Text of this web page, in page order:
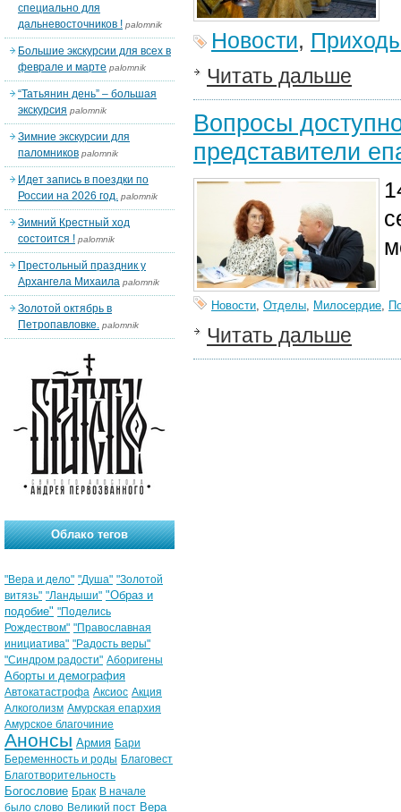
Новости,
Читать дальше
Вопросы
представители
Новости, Отделы, Милосердие,
Читать дальше
специально для
дальневосточников ! palomnik
Большие экскурсии для всех в
феврале и марте palomnik
“Татьянин день” – большая
экскурсия palomnik
Зимние экскурсии для
паломников palomnik
Идет запись в поездки по
России на 2026 год. palomnik
Зимний Крестный ход
состоится ! palomnik
Престольный праздник у
Архангела Михаила palomnik
Золотой октябрь в
Петропавловке. palomnik
Облако тегов
"Вера и дело" "Душа" "Золотой
витязь" "Ландыши" "Образ и
подобие" "Поделись
Рождеством" "Православная
инициатива" "Радость веры"
"Синдром радости" Аборигены
Аборты и демография
Автокатастрофа Аксиос Акция
Алкоголизм Амурская епархия
Амурское благочиние
Анонсы Армия Бари
Беременность и роды Благовест
Благотворительность
Богословие Брак В начале
было слово Великий пост Вера